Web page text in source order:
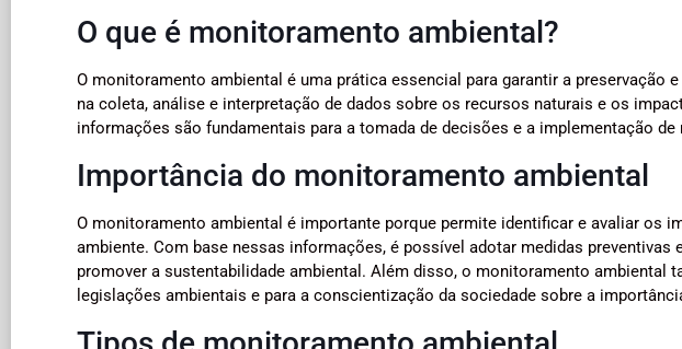
O que é monitoramento ambiental?
O monitoramento ambiental é uma prática essencial para garantir a preservação
na coleta, análise e interpretação de dados sobre os recursos naturais e os
informações são fundamentais para a tomada de decisões e a implementação
Importância do monitoramento ambiental
O monitoramento ambiental é importante porque permite identificar e avaliar os
ambiente. Com base nessas informações, é possível adotar medidas
promover a sustentabilidade ambiental. Além disso, o monitoramento ambiental
legislações ambientais e para a conscientização da sociedade sobre a